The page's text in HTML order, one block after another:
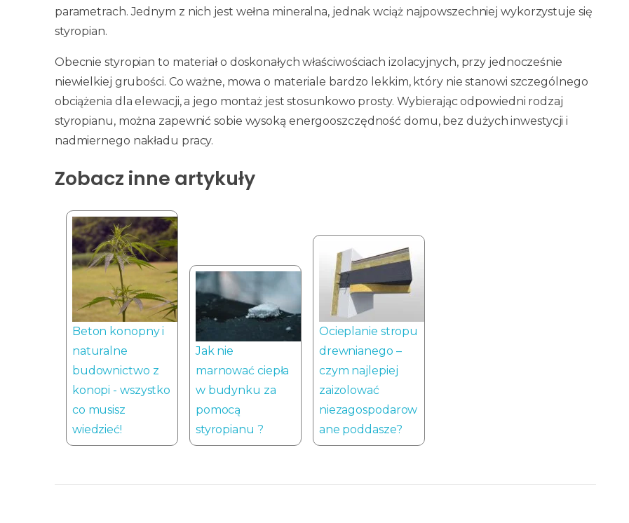
parametrach. Jednym z nich jest wełna mineralna, jednak wciąż najpowszechniej wykorzystuje się
styropian.
Obecnie styropian to materiał o doskonałych właściwościach izolacyjnych, przy jednocześnie
niewielkiej grubości. Co ważne, mowa o materiale bardzo lekkim, który nie stanowi szczególnego
obciążenia dla elewacji, a jego montaż jest stosunkowo prosty. Wybierając odpowiedni rodzaj
styropianu, można zapewnić sobie wysoką energooszczędność domu, bez dużych inwestycji i
nadmiernego nakładu pracy.
Zobacz inne artykuły
Beton konopny i
naturalne
budownictwo z
konopi - wszystko
co musisz
wiedzieć!
Jak nie
marnować ciepła
w budynku za
pomocą
styropianu ?
Ocieplanie stropu
drewnianego –
czym najlepiej
zaizolować
niezagospodarow
ane poddasze?